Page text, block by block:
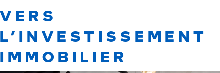
VERS
L’INVESTISSEMENT
IMMOBILIER